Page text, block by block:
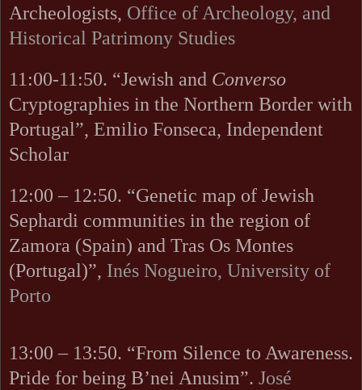
Archeologists, Office of Archeology, and
Historical Patrimony Studies
11:00-11:50. “Jewish and Converso
Cryptographies in the Northern Border with
Portugal”, Emilio Fonseca, Independent
Scholar
12:00 – 12:50. “Genetic map of Jewish
Sephardi communities in the region of
Zamora (Spain) and Tras Os Montes
(Portugal)”, Inés Nogueiro, University of
Porto
13:00 – 13:50. “From Silence to Awareness.
Pride for being B’nei Anusim”. José